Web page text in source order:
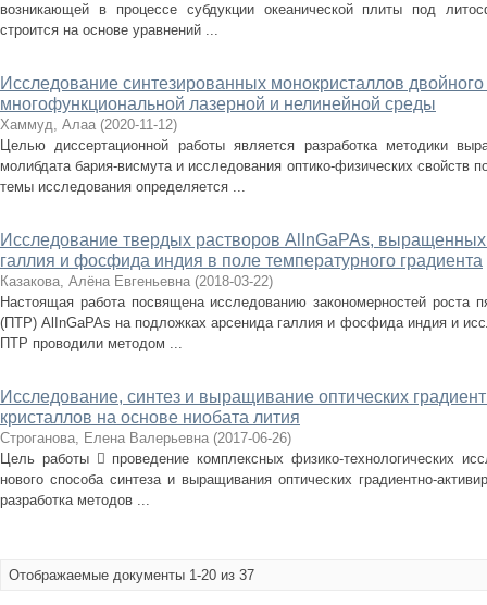
возникающей в процессе субдукции океанической плиты под
строится на основе уравнений ...
Исследование синтезированных монокристаллов
многофункциональной лазерной и нелинейной среды
Хаммуд, Алаа (2020-11-12)
Целью диссертационной работы является разработка методики
молибдата бария-висмута и исследования оптико-физических свойств
темы исследования определяется ...
Исследование твердых растворов AlInGaPAs,
галлия и фосфида индия в поле температурного градиента
Казакова, Алёна Евгеньевна (2018-03-22)
Настоящая работа посвящена исследованию закономерностей роста
(ПТР) AlInGaPAs на подложках арсенида галлия и фосфида индия и
ПТР проводили методом ...
Исследование, синтез и выращивание оптических
кристаллов на основе ниобата лития
Строганова, Елена Валерьевна (2017-06-26)
Цель работы  проведение комплексных физико-технологических
нового способа синтеза и выращивания оптических градиентно-
разработка методов ...
Отображаемые документы 1-20 из 37